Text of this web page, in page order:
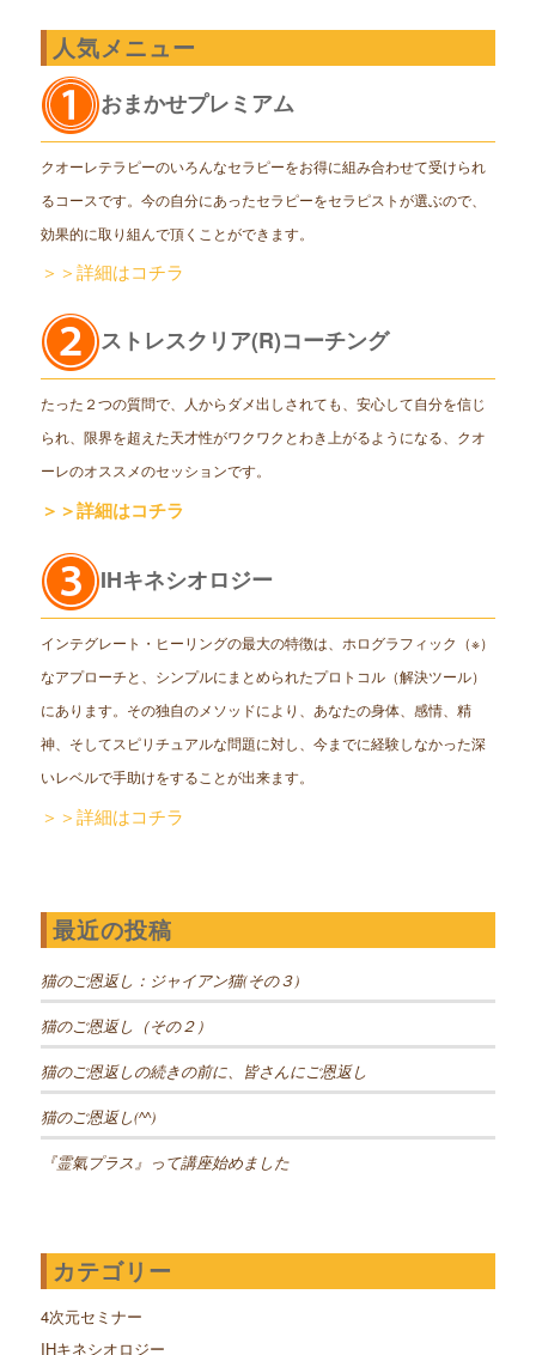
人気メニュー
おまかせプレミアム
クオーレテラピーのいろんなセラピーをお得に組み合わせて受けられ
るコースです。今の自分にあったセラピーをセラピストが選ぶので、
効果的に取り組んで頂くことができます。
＞＞詳細はコチラ
ストレスクリア(R)コーチング
たった２つの質問で、人からダメ出しされても、安心して自分を信じ
られ、限界を超えた天才性がワクワクとわき上がるようになる、クオ
ーレのオススメのセッションです。
＞＞詳細はコチラ
IHキネシオロジー
インテグレート・ヒーリングの最大の特徴は、ホログラフィック（※）
なアプローチと、シンプルにまとめられたプロトコル（解決ツール）
にあります。その独自のメソッドにより、あなたの身体、感情、精
神、そしてスピリチュアルな問題に対し、今までに経験しなかった深
いレベルで手助けをすることが出来ます。
＞＞詳細はコチラ
最近の投稿
猫のご恩返し：ジャイアン猫(その３)
猫のご恩返し（その２）
猫のご恩返しの続きの前に、皆さんにご恩返し
猫のご恩返し(^^)
『霊氣プラス』って講座始めました
カテゴリー
4次元セミナー
IHキネシオロジー